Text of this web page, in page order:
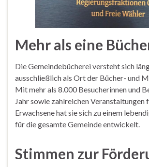
Mehr als eine
Die Gemeindebücherei versteht sich
ausschließlich als Ort der Bücher- und
Mit mehr als 8.000 Besucherinnen und
Jahr sowie zahlreichen Veranstaltungen
Erwachsene hat sie sich zu einem
für die gesamte Gemeinde entwickelt.
Stimmen zur